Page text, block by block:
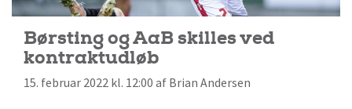
Børsting og AaB skilles ved
kontraktudløb
15. februar 2022 kl. 12:00 af Brian Andersen